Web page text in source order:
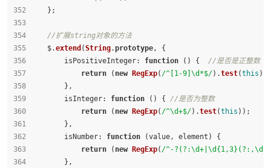
    };
//扩展string对象的方法
    $.
extend (String.prototype, {
isPositiveInteger: function ( ) { //是否是正整数
return ( new RegExp( /^[1-9]\d*$/).test(this ));
        },
isInteger: function ( ) { //是否为整数
return ( new RegExp( /^\d+$/).test(this ));
        },
isNumber: function (value, element ) {
return ( new RegExp( /^-
        },